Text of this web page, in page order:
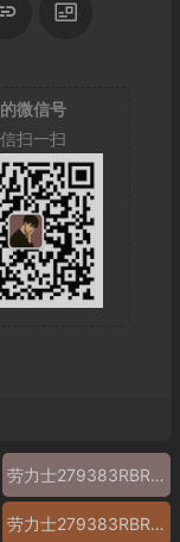
微信号
扫一扫
劳力士279383RBR图片
劳力士279383RBR报价